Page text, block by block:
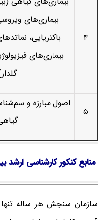
۴
بیماری‌های
باکتریایی،
بیماری‌های
۵
اصول مبارزه و
منابع کنکور کارشناسی ارشد
سازمان سنجش هر ساله تنها